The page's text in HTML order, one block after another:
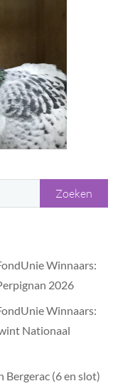
Winnaars:
2026
Winnaars:
Nationaal
Bergerac (6 en slot)